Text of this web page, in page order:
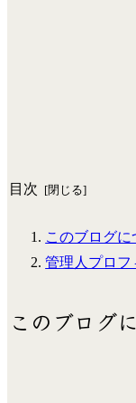
目次
このブログに
管理人プロフ
このブログ